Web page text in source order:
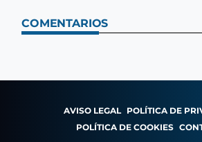
COMENTARIOS
AVISO LEGAL POLÍTICA DE
POLÍTICA DE COOKIES